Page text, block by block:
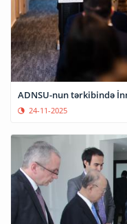
ADNSU-nun tərkibində
24-11-2025